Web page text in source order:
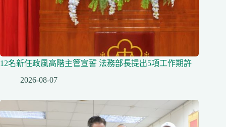
12名新任政風高階主管宣誓 法務部長提出5項工作期許
2026-08-07